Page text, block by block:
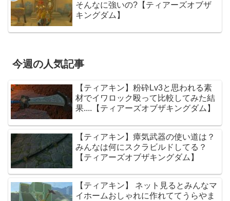
そんなに強いの?【ティアーズオブザ
キングダム】
今週の人気記事
【ティアキン】粉砕Lv3と思われる素
材でイワロック殴って比較してみた結
果....【ティアーズオブザキングダム】
【ティアキン】瘴気武器の使い道は？
みんなは何にスクラビルドしてる？
【ティアーズオブザキングダム】
【ティアキン】 ネット見るとみんなマ
イホームおしゃれに作れててうらやま